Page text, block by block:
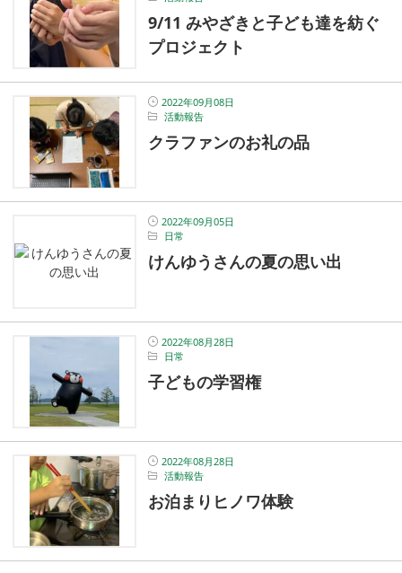
9/11 みやざきと子ども達を紡ぐ
プロジェクト
2022年09月08日
活動報告
クラファンのお礼の品
2022年09月05日
日常
けんゆうさんの夏の思い出
2022年08月28日
日常
子どもの学習権
2022年08月28日
活動報告
お泊まりヒノワ体験